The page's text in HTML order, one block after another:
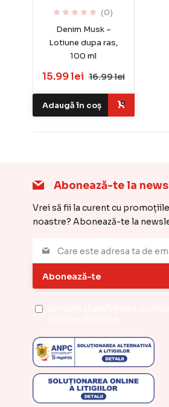
(0)
Denim Musk –
Lotiune dupa ras,
100 ml
15.99 lei 16.99 lei
Adaugă în coș
Abonează-te la
Vrei să fii la curent cu
noastre? Abonează-te la
Abonează-te